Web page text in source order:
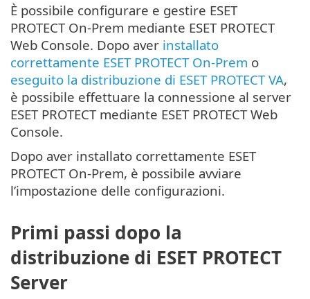
È possibile configurare e gestire ESET
PROTECT On-Prem mediante ESET PROTECT
Web Console. Dopo aver installato
correttamente ESET PROTECT On-Prem o
eseguito la distribuzione di ESET PROTECT VA,
è possibile effettuare la connessione al server
ESET PROTECT mediante ESET PROTECT Web
Console.
Dopo aver installato correttamente ESET
PROTECT On-Prem, è possibile avviare
l’impostazione delle configurazioni.
Primi passi dopo la
distribuzione di ESET PROTECT
Server